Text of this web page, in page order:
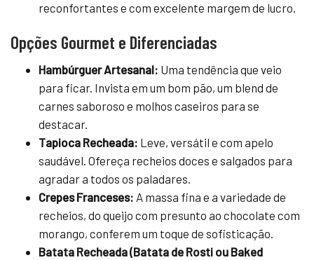
reconfortantes e com excelente margem de lucro.
Opções Gourmet e Diferenciadas
Hambúrguer Artesanal: Uma tendência que veio
para ficar. Invista em um bom pão, um blend de
carnes saboroso e molhos caseiros para se
destacar.
Tapioca Recheada: Leve, versátil e com apelo
saudável. Ofereça recheios doces e salgados para
agradar a todos os paladares.
Crepes Franceses: A massa fina e a variedade de
recheios, do queijo com presunto ao chocolate com
morango, conferem um toque de sofisticação.
Batata Recheada (Batata de Rosti ou Baked